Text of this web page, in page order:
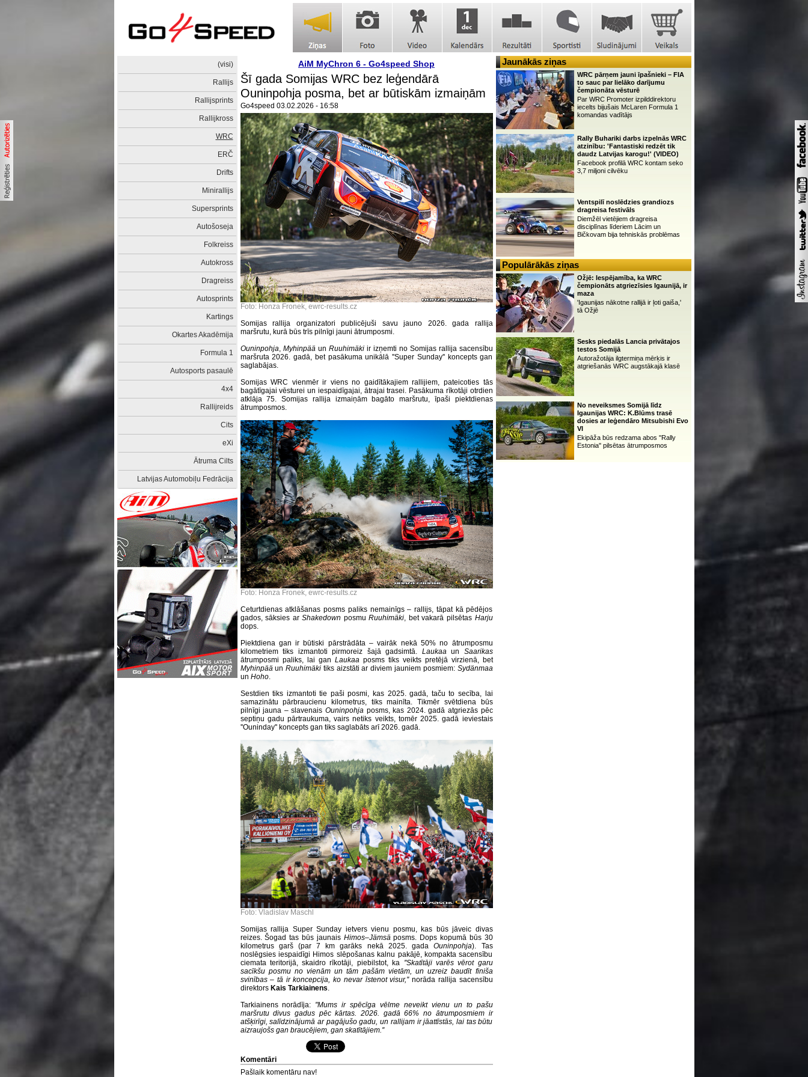
(visi)
Rallijs
Rallijsprints
Rallijkross
WRC
ERČ
Drifts
Minirallijs
Supersprints
Autošoseja
Folkreiss
Autokross
Dragreiss
Autosprints
Kartings
Okartes Akadēmija
Formula 1
Autosports pasaulē
4x4
Rallijreids
Cits
eXi
Ātruma Cilts
Latvijas Automobiļu Fedrācija
AiM MyChron 6 - Go4speed Shop
Šī gada Somijas WRC bez leģendārā
Ouninpohja posma, bet ar būtiskām izmaiņām
Go4speed 03.02.2026 - 16:58
Foto: Honza Fronek, ewrc-results.cz
Somijas rallija organizatori publicējuši savu jauno 2026. gada rallija
maršrutu, kurā būs trīs pilnīgi jauni ātrumposmi.
Ouninpohja, Myhinpää un Ruuhimäki ir izņemti no Somijas rallija sacensību
maršruta 2026. gadā, bet pasākuma unikālā ''Super Sunday'' koncepts gan
saglabājas.
Somijas WRC vienmēr ir viens no gaidītākajiem rallijiem, pateicoties tās
bagātīgajai vēsturei un iespaidīgajai, ātrajai trasei. Pasākuma rīkotāji otrdien
atklāja 75. Somijas rallija izmaiņām bagāto maršrutu, īpaši piektdienas
ātrumposmos.
Foto: Honza Fronek, ewrc-results.cz
Ceturtdienas atklāšanas posms paliks nemainīgs – rallijs, tāpat kā pēdējos
gados, sāksies arShakedown posmuRuuhimäki, bet vakarā pilsētas Harju
dops.
Piektdiena gan ir būtiski pārstrādāta – vairāk nekā 50% no ātrumposmu
kilometriem tiks izmantoti pirmoreiz šajā gadsimtā. Laukaa un Saarikas
ātrumposmi paliks, lai gan Laukaa posms tiks veikts pretējā virzienā, bet
MyhinpääunRuuhimäki tiks aizstāti ar diviem jauniem posmiem: Sydänmaa
un Hoho.
Sestdien tiks izmantoti tie paši posmi, kas 2025. gadā, taču to secība, lai
samazinātu pārbraucienu kilometrus, tiks mainīta. Tikmēr svētdiena būs
pilnīgi jauna – slavenais Ouninpohja posms, kas 2024. gadā atgriezās pēc
septiņu gadu pārtraukuma, vairs netiks veikts, tomēr 2025. gadā ieviestais
''Ouninday'' koncepts gan tiks saglabāts arī 2026. gadā.
Foto: Vladislav Maschl
Somijas rallija Super Sunday ietvers vienu posmu, kas būs jāveic divas
reizes. Šogad tas būs jaunaisHimos–Jämsäposms. Dops kopumā būs 30
kilometrus garš (par 7 km garāks nekā 2025. gadaOuninpohja). Tas
noslēgsies iespaidīgi Himos slēpošanas kalnu pakājē, kompakta sacensību
ciemata teritorijā, skaidro rīkotāji, piebilstot, ka ''Skatītāji varēs vērot garu
sacīkšu posmu no vienām un tām pašām vietām, un uzreiz baudīt finiša
svinības – tā ir koncepcija, ko nevar īstenot visur,''norāda rallija sacensību
direktors Kais Tarkiainens.
Tarkiainens norādīja: ''Mums ir spēcīga vēlme neveikt vienu un to pašu
maršrutu divus gadus pēc kārtas. 2026. gadā 66% no ātrumposmiem ir
atšķirīgi, salīdzinājumā ar pagājušo gadu, un rallijam ir jāattīstās, lai tas būtu
aizraujošs gan braucējiem, gan skatītājiem.''
Komentāri
Pašlaik komentāru nav!
Jaunākās ziņas
WRC pārņem jauni īpašnieki – FIA
to sauc par lielāko darījumu
čempionāta vēsturē
Par WRC Promoter izpilddirektoru
iecelts bijušais McLaren Formula 1
komandas vadītājs
Rally Buhariki darbs izpelnās WRC
atzinību: 'Fantastiski redzēt tik
daudz Latvijas karogu!' (VIDEO)
Facebook profilā WRC kontam seko
3,7 miljoni cilvēku
Ventspilī noslēdzies grandiozs
dragreisa festivāls
Diemžēl vietējiem dragreisa
disciplīnas līderiem Lācim un
Bičkovam bija tehniskās problēmas
Populārākās ziņas
Ožjē: Iespējamība, ka WRC
čempionāts atgriezīsies Igaunijā, ir
maza
'Igaunijas nākotne rallijā ir ļoti gaiša,'
tā Ožjē
Sesks piedalās Lancia privātajos
testos Somijā
Autoražotāja ilgtermiņa mērķis ir
atgriešanās WRC augstākajā klasē
No neveiksmes Somijā līdz
Igaunijas WRC: K.Blūms trasē
dosies ar leģendāro Mitsubishi Evo
VI
Ekipāža būs redzama abos ''Rally
Estonia'' pilsētas ātrumposmos